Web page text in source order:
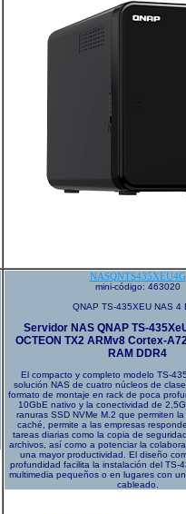
NASQNTS435XEU4G
mini-código: 463020
QNAP TS-435XEU NAS 4
Servidor NAS QNAP TS-
OCTEON TX2 ARMv8 Cortex-
RAM DDR4
El compacto y completo modelo TS-
solución NAS de cuatro núcleos de
formato de montaje en rack de poca
10GbE nativo y la conectividad de
ranuras SSD NVMe M.2 que permiten
caché, permite a las empresas
tareas diarias como la copia de
archivos, así como a potenciar la
una mayor productividad. El diseño
profundidad facilita la instalación del TS-
multimedia pequeños o en lugares con
cableado.